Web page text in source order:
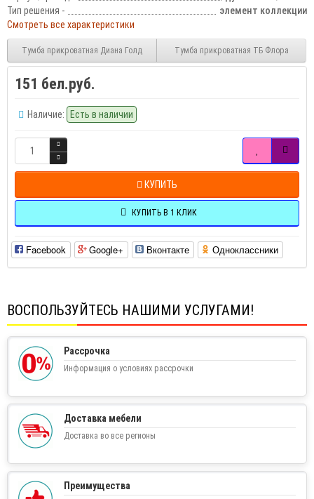
Тип решения -
элемент коллекции
Смотреть все характеристики
Тумба прикроватная Диана Голд Тумба прикроватная ТБ Флора
151 бел.руб.
Наличие: Есть в наличии
КУПИТЬ
КУПИТЬ В 1 КЛИК
Facebook Google+ Вконтакте Одноклассники
ВОСПОЛЬЗУЙТЕСЬ НАШИМИ УСЛУГАМИ!
Рассрочка
Информация о условиях рассрочки
Доставка мебели
Доставка во все регионы
Преимущества